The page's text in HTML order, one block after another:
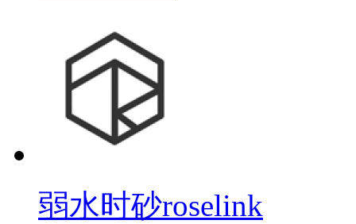
弱水时砂roselink